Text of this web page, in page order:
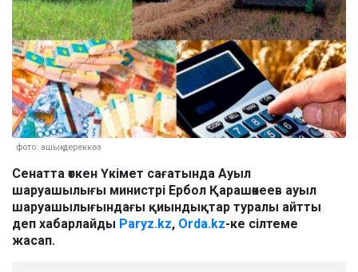
фото: ашық дереккөз
Сенатта өткен Үкімет сағатында Ауыл
шаруашылығы министрі Ербол Қарашөкеев ауыл
шаруашылығындағы қиындықтар туралы айтты
деп хабарлайды Paryz.kz, Orda.kz-ке сілтеме
жасап.